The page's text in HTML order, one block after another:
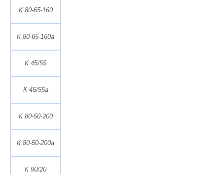
К 80-65-160
К 80-65-160а
К 45/55
К 45/55а
К 80-50-200
К 80-50-200а
К 90/20